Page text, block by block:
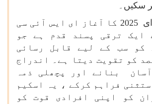
سکیں۔
ای2025 کا آغاز ای ایس آئی سی
ایک ترقی پسند قدم ہے جو
کو سب کے لیے قابل رسائی
کو تقویت دیتا ہے۔ اندراج
بنانے اور پچھلی ذمہ
فراہم کرکے ، یہ اسکیم
کو اپنی افرادی قوت کو